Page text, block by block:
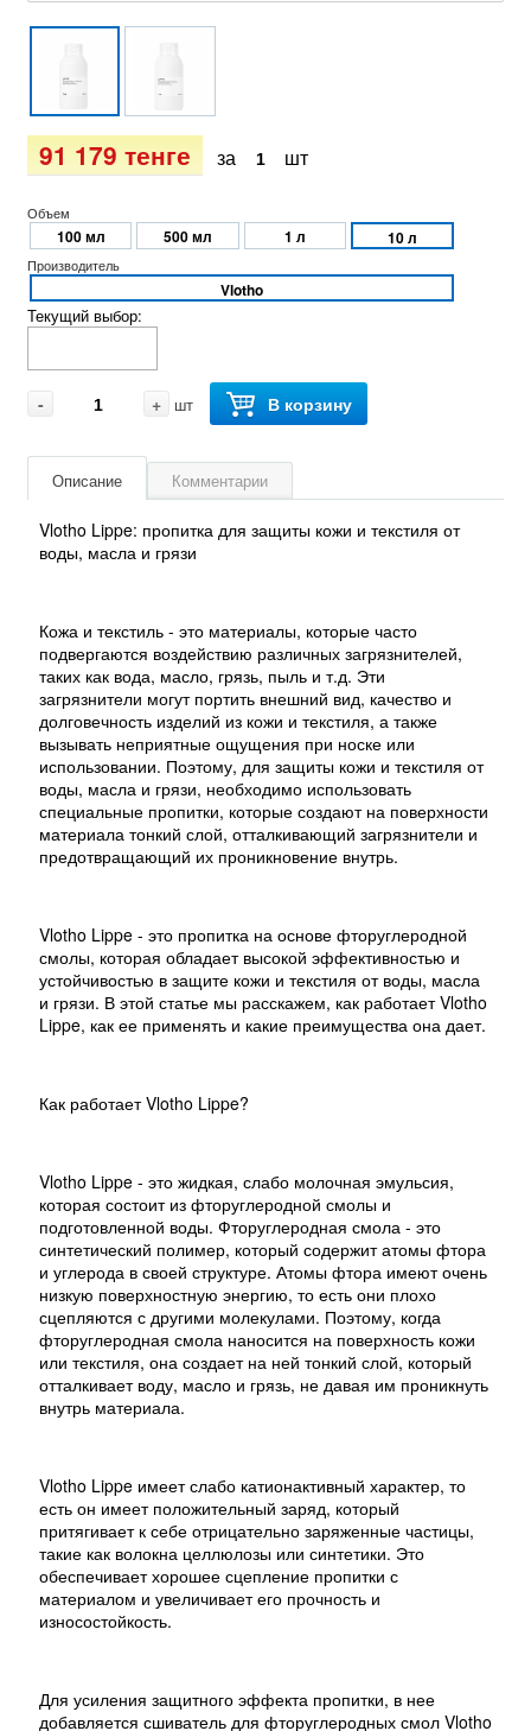
91 179 тенге за шт
Объем
100 мл 500 мл 1 л 10 л
Производитель
Vlotho
Текущий выбор:
- + шт В корзину
Описание Комментарии
Vlotho Lippe: пропитка для защиты кожи и текстиля от
воды, масла и грязи
Кожа и текстиль - это материалы, которые часто
подвергаются воздействию различных загрязнителей,
таких как вода, масло, грязь, пыль и т.д. Эти
загрязнители могут портить внешний вид, качество и
долговечность изделий из кожи и текстиля, а также
вызывать неприятные ощущения при носке или
использовании. Поэтому, для защиты кожи и текстиля от
воды, масла и грязи, необходимо использовать
специальные пропитки, которые создают на поверхности
материала тонкий слой, отталкивающий загрязнители и
предотвращающий их проникновение внутрь.
Vlotho Lippe - это пропитка на основе фторуглеродной
смолы, которая обладает высокой эффективностью и
устойчивостью в защите кожи и текстиля от воды, масла
и грязи. В этой статье мы расскажем, как работает Vlotho
Lippe, как ее применять и какие преимущества она дает.
Как работает Vlotho Lippe?
Vlotho Lippe - это жидкая, слабо молочная эмульсия,
которая состоит из фторуглеродной смолы и
подготовленной воды. Фторуглеродная смола - это
синтетический полимер, который содержит атомы фтора
и углерода в своей структуре. Атомы фтора имеют очень
низкую поверхностную энергию, то есть они плохо
сцепляются с другими молекулами. Поэтому, когда
фторуглеродная смола наносится на поверхность кожи
или текстиля, она создает на ней тонкий слой, который
отталкивает воду, масло и грязь, не давая им проникнуть
внутрь материала.
Vlotho Lippe имеет слабо катионактивный характер, то
есть он имеет положительный заряд, который
притягивает к себе отрицательно заряженные частицы,
такие как волокна целлюлозы или синтетики. Это
обеспечивает хорошее сцепление пропитки с
материалом и увеличивает его прочность и
износостойкость.
Для усиления защитного эффекта пропитки, в нее
добавляется сшиватель для фторуглеродных смол Vlotho